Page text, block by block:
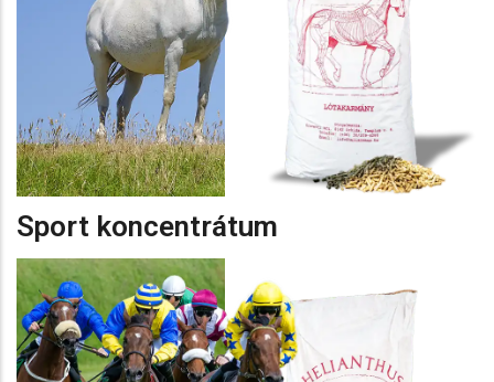
Sport koncentrátum